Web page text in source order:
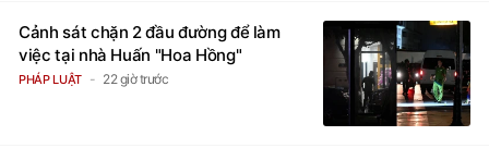
Cảnh sát chặn 2 đầu đường để làm
việc tại nhà Huấn "Hoa Hồng"
PHÁP LUẬT 22 giờ trước